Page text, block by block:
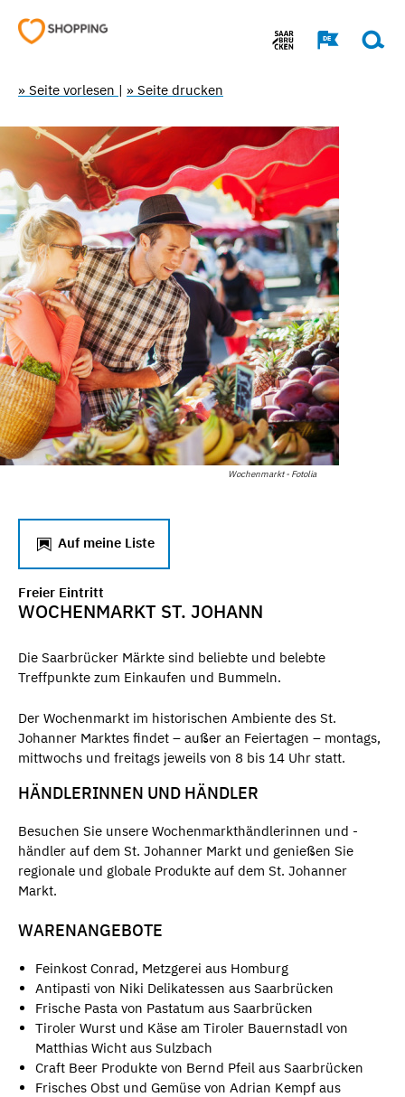
» Seite vorlesen | » Seite drucken
Wochenmarkt - Fotolia
Auf meine Liste
Freier Eintritt
WOCHENMARKT ST. JOHANN
Die Saarbrücker Märkte sind beliebte und belebte
Treffpunkte zum Einkaufen und Bummeln.
Der Wochenmarkt im historischen Ambiente des St.
Johanner Marktes findet – außer an Feiertagen – montags,
mittwochs und freitags jeweils von 8 bis 14 Uhr statt.
HÄNDLERINNEN UND HÄNDLER
Besuchen Sie unsere Wochenmarkthändlerinnen und -
händler auf dem St. Johanner Markt und genießen Sie
regionale und globale Produkte auf dem St. Johanner
Markt.
WARENANGEBOTE
Feinkost Conrad, Metzgerei aus Homburg
Antipasti von Niki Delikatessen aus Saarbrücken
Frische Pasta von Pastatum aus Saarbrücken
Tiroler Wurst und Käse am Tiroler Bauernstadl von
Matthias Wicht aus Sulzbach
Craft Beer Produkte von Bernd Pfeil aus Saarbrücken
Frisches Obst und Gemüse von Adrian Kempf aus